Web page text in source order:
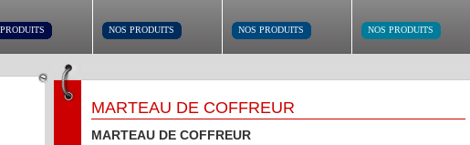
NOS PRODUITS NOS PRODUITS NOS PRODUITS
MARTEAU DE COFFREUR
MARTEAU DE COFFREUR